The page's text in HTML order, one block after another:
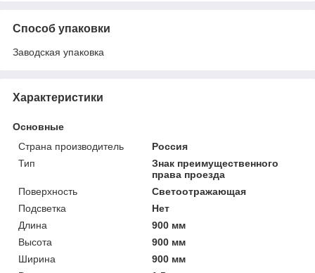
Способ упаковки
Заводская упаковка
Характеристики
Основные
Страна производитель
Россия
Тип
Знак преимущественного
права проезда
Поверхность
Светоотражающая
Подсветка
Нет
Длина
900 мм
Высота
900 мм
Ширина
900 мм